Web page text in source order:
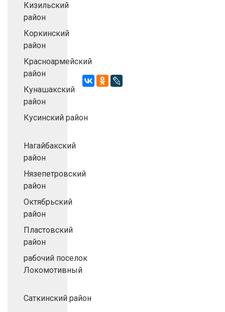
Кизильский
район
Коркинский
район
Красноармейский
район
Кунашакский
район
Кусинский район
Нагайбакский
район
Нязепетровский
район
Октябрьский
район
Пластовский
район
рабочий поселок
Локомотивный
Саткинский район